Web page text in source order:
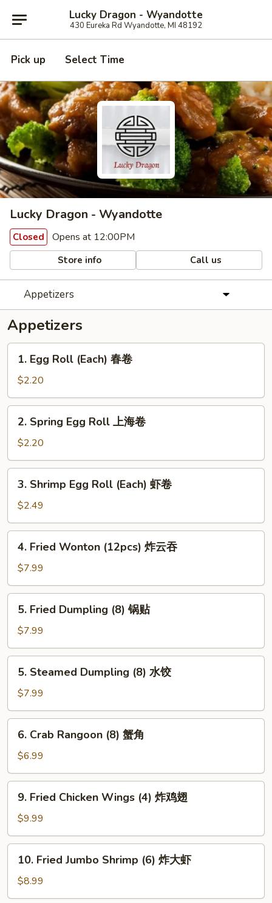
Lucky Dragon - Wyandotte
430 Eureka Rd Wyandotte, MI 48192
Pick up Select Time
Lucky Dragon - Wyandotte
Closed Opens at 12:00PM
Store info Call us
Appetizers
Appetizers
Egg
Roll
(Each)
春
1. Egg Roll (Each) 春卷
$2.20
Spring
Egg
Roll
上
2. Spring Egg Roll 上海卷
$2.20
Shrimp
Egg
Roll
(Each)
3. Shrimp Egg Roll (Each) 虾卷
$2.49
Fried
Wonton
(12pcs)
炸
4. Fried Wonton (12pcs) 炸云吞
$7.99
Fried
Dumpling
(8)
锅
5. Fried Dumpling (8) 锅贴
$7.99
Steamed
Dumpling
(8)
水
5. Steamed Dumpling (8) 水饺
$7.99
Crab
Rangoon
(8)
蟹
6. Crab Rangoon (8) 蟹角
$6.99
Fried
Chicken
Wings
(4)
9. Fried Chicken Wings (4) 炸鸡翅
$9.99
Fried
Jumbo
Shrimp
10. Fried Jumbo Shrimp (6) 炸大虾
$8.99